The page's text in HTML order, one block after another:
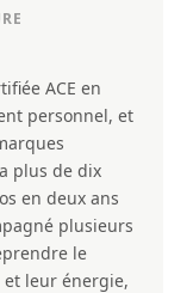
ACE en
personnel, et
plus de dix
en deux ans
plusieurs
le
leur énergie,